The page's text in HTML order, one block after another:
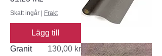
Skatt ingår Frakt
Lägg till
Granit
Pris
130,00 kr